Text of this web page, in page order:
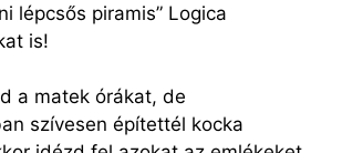
lépcsős piramis” Logica
is!
a matek órákat, de
szívesen építettél kocka